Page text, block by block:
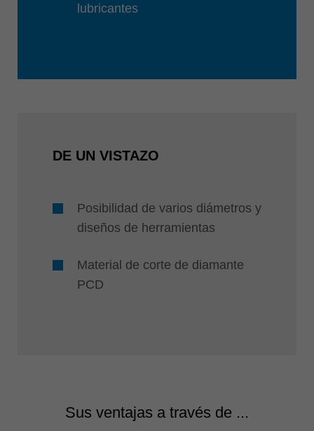
lubricantes
DE UN VISTAZO
Posibilidad de varios diámetros y
diseños de herramientas
Material de corte de diamante
PCD
Sus ventajas a través de ...